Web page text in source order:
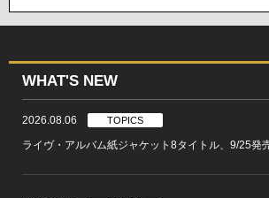
WHAT'S NEW
2026.08.06 TOPICS
ライヴ・アルバム紙ジャケット8タイトル、9/25発